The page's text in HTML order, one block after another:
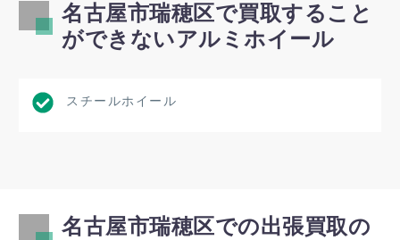
名古屋市瑞穂区で買取すること
ができないアルミホイール
スチールホイール
名古屋市瑞穂区での出張買取の